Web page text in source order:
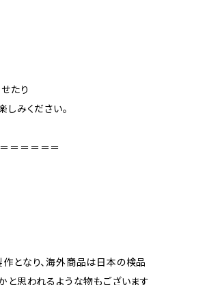
たり
しみください。
＝＝＝＝＝
となり、海外商品は日本の検品
と思われるような物もございます